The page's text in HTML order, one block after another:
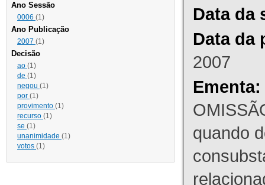
Ano Sessão
0006 (1)
Ano Publicação
2007 (1)
Decisão
ao (1)
de (1)
negou (1)
por (1)
provimento (1)
recurso (1)
se (1)
unanimidade (1)
votos (1)
Data da
Data da
2007
Ementa:
quando